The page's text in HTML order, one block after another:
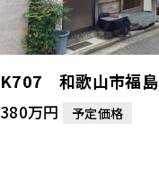
K707 和歌山市福島
380万円 予定価格